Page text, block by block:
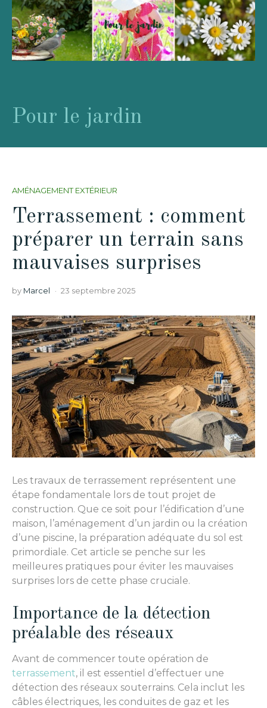
Pour le jardin
AMÉNAGEMENT EXTÉRIEUR
Terrassement : comment
préparer un terrain sans
mauvaises surprises
by Marcel 23 septembre 2025
Les travaux de terrassement représentent une
étape fondamentale lors de tout projet de
construction. Que ce soit pour l’édification d’une
maison, l’aménagement d’un jardin ou la création
d’une piscine, la préparation adéquate du sol est
primordiale. Cet article se penche sur les
meilleures pratiques pour éviter les mauvaises
surprises lors de cette phase cruciale.
Importance de la détection
préalable des réseaux
Avant de commencer toute opération de
terrassement, il est essentiel d’effectuer une
détection des réseaux souterrains. Cela inclut les
câbles électriques, les conduites de gaz et les